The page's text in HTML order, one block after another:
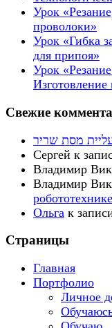
Урок
проволоки»
Урок «Гибка
для припоя»
Урок
Изготовление
Свежие
מסת שריר
Сергей к
Владимир
Владимир
робототехнике
Ольга к
Страницы
Главная
Портфолио
Личное